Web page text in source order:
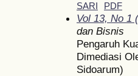
SARI PDF
Vol 13, No 1
dan Bisnis
Pengaruh
Dimediasi
Sidoarum)